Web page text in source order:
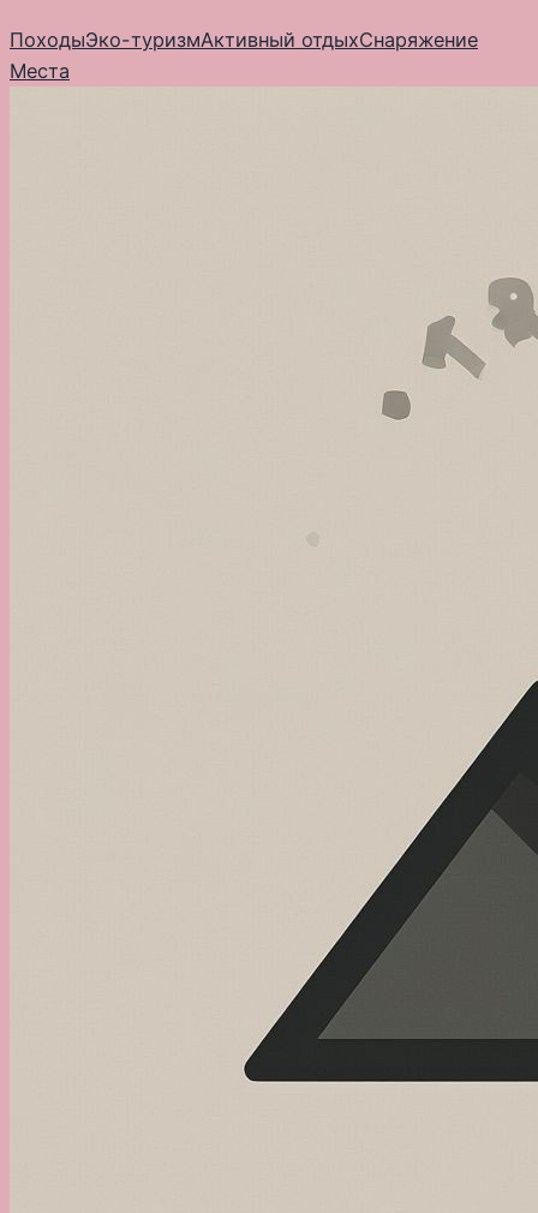
к
содержимому
ПоходыЭко-туризмАктивный отдыхСнаряжение
Места